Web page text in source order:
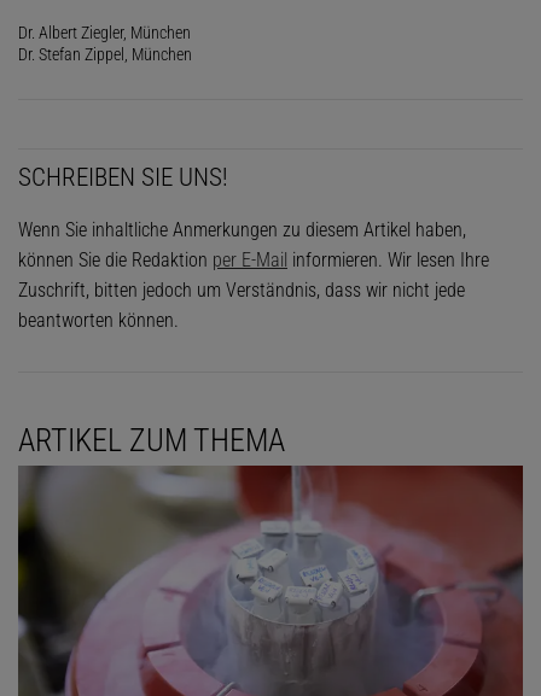
Dr. Albert Ziegler, München
Dr. Stefan Zippel, München
SCHREIBEN SIE UNS!
Wenn Sie inhaltliche Anmerkungen zu diesem Artikel haben,
können Sie die Redaktion per E-Mail informieren. Wir lesen Ihre
Zuschrift, bitten jedoch um Verständnis, dass wir nicht jede
beantworten können.
ARTIKEL ZUM THEMA